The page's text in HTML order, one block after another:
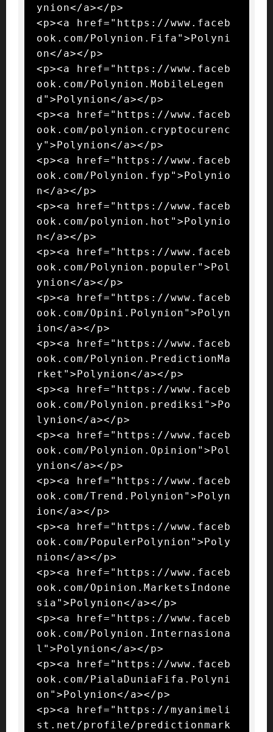
ynion</a></p>
<p><a href="https://www.faceb
ook.com/Polynion.Fifa">Polyni
on</a></p>
<p><a href="https://www.faceb
ook.com/Polynion.MobileLegen
d">Polynion</a></p>
<p><a href="https://www.faceb
ook.com/polynion.cryptocurenc
y">Polynion</a></p>
<p><a href="https://www.faceb
ook.com/Polynion.fyp">Polynio
n</a></p>
<p><a href="https://www.faceb
ook.com/polynion.hot">Polynio
n</a></p>
<p><a href="https://www.faceb
ook.com/Polynion.populer">Pol
ynion</a></p>
<p><a href="https://www.faceb
ook.com/Opini.Polynion">Polyn
ion</a></p>
<p><a href="https://www.faceb
ook.com/Polynion.PredictionMa
rket">Polynion</a></p>
<p><a href="https://www.faceb
ook.com/Polynion.prediksi">Po
lynion</a></p>
<p><a href="https://www.faceb
ook.com/Polynion.Opinion">Pol
ynion</a></p>
<p><a href="https://www.faceb
ook.com/Trend.Polynion">Polyn
ion</a></p>
<p><a href="https://www.faceb
ook.com/PopulerPolynion">Poly
nion</a></p>
<p><a href="https://www.faceb
ook.com/Opinion.MarketsIndone
sia">Polynion</a></p>
<p><a href="https://www.faceb
ook.com/Polynion.Internasiona
l">Polynion</a></p>
<p><a href="https://www.faceb
ook.com/PialaDuniaFifa.Polyni
on">Polynion</a></p>
<p><a href="https://myanimeli
st.net/profile/predictionmark